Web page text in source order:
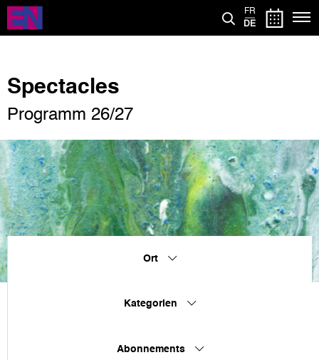
Direkt
zum
Inhalt
FR
DE
Spectacles
Programm 26/27
Ort
Kategorien
Abonnements